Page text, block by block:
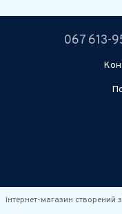
067 613-
Інтернет-магазин створений